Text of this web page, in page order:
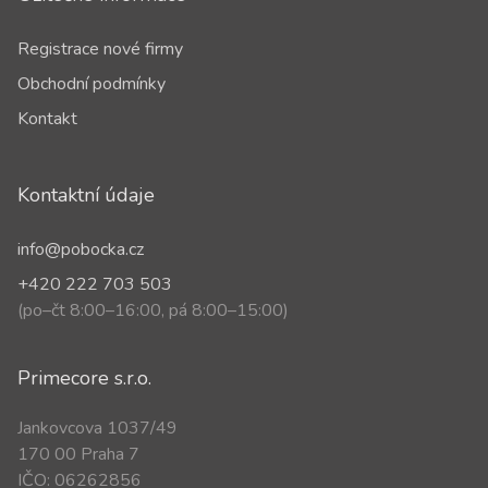
Registrace nové firmy
Obchodní podmínky
Kontakt
Kontaktní údaje
info@pobocka.cz
+420 222 703 503
(po–čt 8:00–16:00, pá 8:00–15:00)
Primecore s.r.o.
Jankovcova 1037/49
170 00 Praha 7
IČO: 06262856